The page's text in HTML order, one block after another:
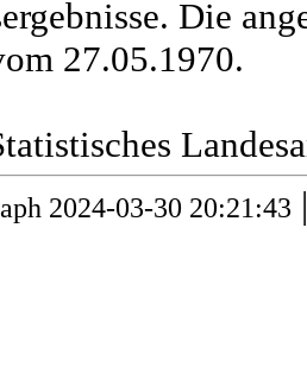
Die
27.05.1970.
2024-03-30 20:21:43